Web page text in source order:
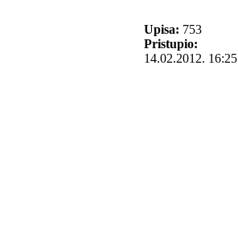
Upisa: 753
Pristupio:
14.02.2012. 16:25